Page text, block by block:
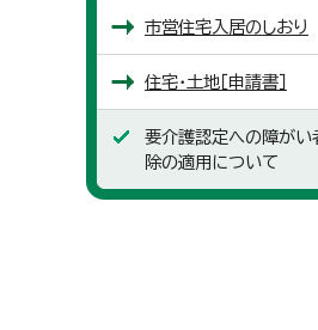
市営住宅入居のしおり
住宅・土地［申請書］
要介護認定への障がい
除の適用について